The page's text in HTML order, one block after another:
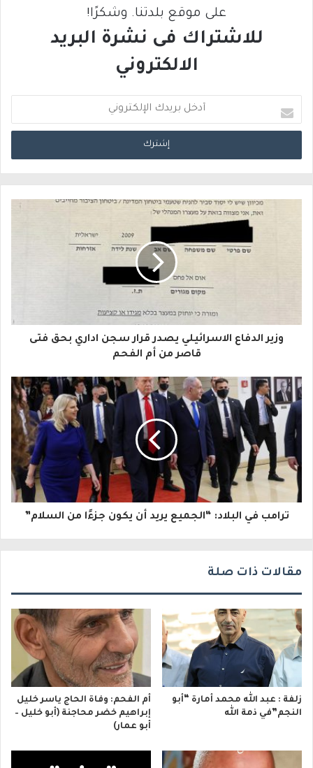
على موقع بلدتنا. وشكرًا!
للاشتراك فى نشرة البريد
الالكتروني
د
خ
ا
إ
ل
ر
و
وزير الدفاع الاسرائيلي يصدر قرار سجن اداري بحق فتى
قاصر من أم الفحم
ترامب في البلاد: “الجميع يريد أن يكون جزءًا من السلام”
مقالات ذات صلة
زلفة : عبد الله محمد أمارة “أبو
النجم”في ذمة الله
أم الفحم: وفاة الحاج ياسر خليل
إبراهيم خضر محاجنة (أبو خليل –
أبو عمار)